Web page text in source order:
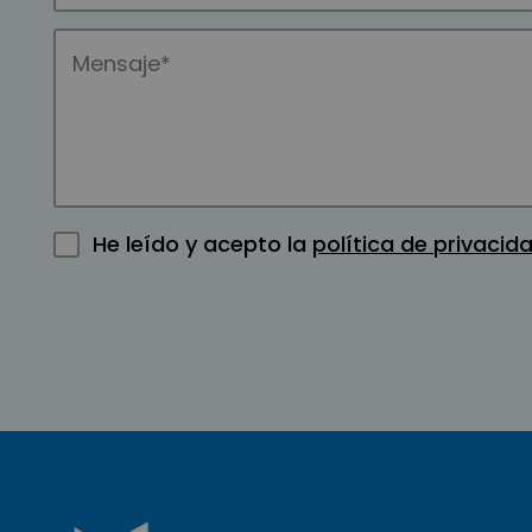
He leído y acepto la política de